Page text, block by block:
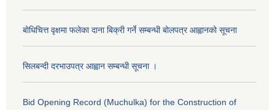
बोधिचित्त वृक्षमा फलेका दाना बिक्री गर्ने सम्बन्धी बोलपत्र आह्वानको सूचना
सिलबन्दी दरभाउपत्र आह्वान सम्बन्धी सूचना ।
Bid Opening Record (Muchulka) for the Construction of